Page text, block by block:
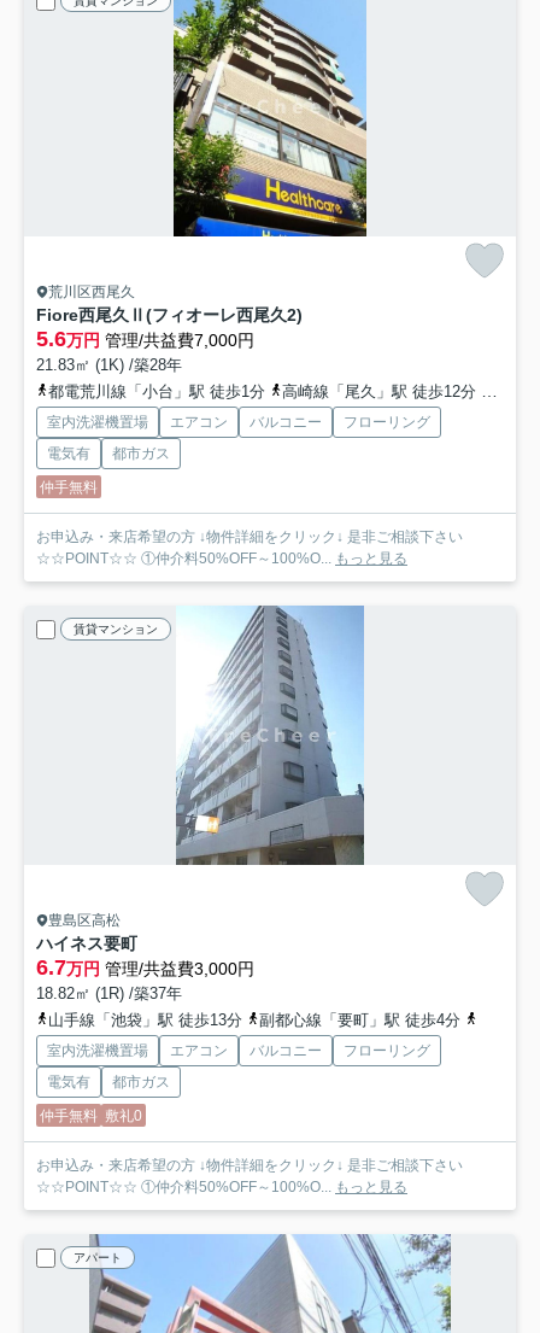
荒川区西尾久
Fiore西尾久Ⅱ(フィオーレ西尾久2)
5.6万円 管理/共益費7,000円
21.83㎡ (1K) /築28年
都電荒川線「小台」駅 徒歩1分
高崎線「尾久」駅 徒歩12分 山手
室内洗濯機置場 エアコン バルコニー
フローリング
電気有
都市ガス
仲手無料
お申込み・来店希望の方 ↓物件詳細をクリック↓ 是非ご相談下さい
☆☆POINT☆☆ ①仲介料50%OFF～100%O... もっと見る
賃貸マンション
豊島区高松
ハイネス要町
6.7万円 管理/共益費3,000円
18.82㎡ (1R) /築37年
山手線「池袋」駅 徒歩13分
副都心線「要町」駅 徒歩4分
室内洗濯機置場 エアコン バルコニー
フローリング
電気有
都市ガス
仲手無料 敷礼0
お申込み・来店希望の方 ↓物件詳細をクリック↓ 是非ご相談下さい
☆☆POINT☆☆ ①仲介料50%OFF～100%O... もっと見る
アパート